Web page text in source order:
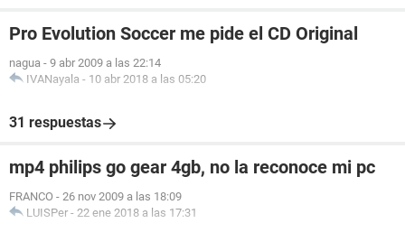
Pro Evolution Soccer me pide el CD Original
nagua - 9 abr 2009 a las 22:14
IVANayala - 10 abr 2018 a las 05:20
31 respuestas
mp4 philips go gear 4gb, no la reconoce mi pc
FRANCO - 26 nov 2009 a las 18:09
LUISPer - 22 ene 2018 a las 17:31